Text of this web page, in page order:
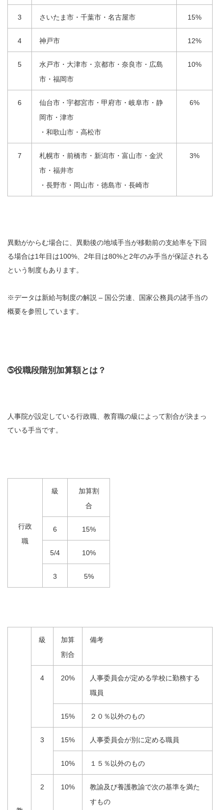
3 さいたま市・千葉市・名古屋市 15%
4 神戸市 12%
5
水戸市・大津市・京都市・奈良市・広島
市・福岡市
10%
6
仙台市・宇都宮市・甲府市・岐阜市・静
岡市・津市
・和歌山市・高松市
6%
7
札幌市・前橋市・新潟市・富山市・金沢
市・福井市
・長野市・岡山市・徳島市・長崎市
3%
異動がからむ場合に、異動後の地域手当が移動前の支給率を下回
る場合は1年目は100%、2年目は80%と2年のみ手当が保証される
という制度もあります。
※データは新給与制度の解説 – 国公労連、
国家公務員の諸手当の
概要を参照しています。
➄役職段階別加算額とは？
人事院が設定している行政職、教育職の級によって割合が決まっ
ている手当です。
行政
職
級
加算割
合
6 15%
5/4 10%
3 5%
級
加算
割合
備考
4 20%
人事委員会が定める学校に勤務する
職員
15% ２０％以外のもの
3 15% 人事委員会が別に定める職員
10% １５％以外のもの
2 10%
教諭及び養護教諭で次の基準を満た
すもの